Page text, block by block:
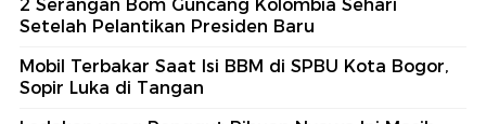
2 Serangan Bom Guncang Kolombia Sehari
Setelah Pelantikan Presiden Baru
Mobil Terbakar Saat Isi BBM di SPBU Kota Bogor,
Sopir Luka di Tangan